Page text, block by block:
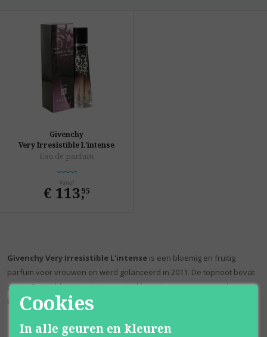
Givenchy
Very Irresistible L'intense
Eau de parfum
Vanaf
€ 113,
95
Givenchy Very Irresistible L'intense is een bloemig en fruitig
parfum voor vrouwen en werd gelanceerd in 2011. De topnoot bevat
pruim. De midden noot bestaat uit akkoorden van rozen en de
basisnoten zijn patchoeli en musk.
Cookies
In alle geuren en kleuren